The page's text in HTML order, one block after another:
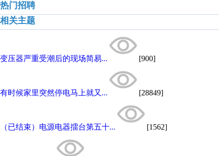
热门招聘
相关主题
变压器严重受潮后的现场简易... [900]
有时候家里突然停电马上就又... [28849]
（已结束）电源电器擂台第五十... [1562]